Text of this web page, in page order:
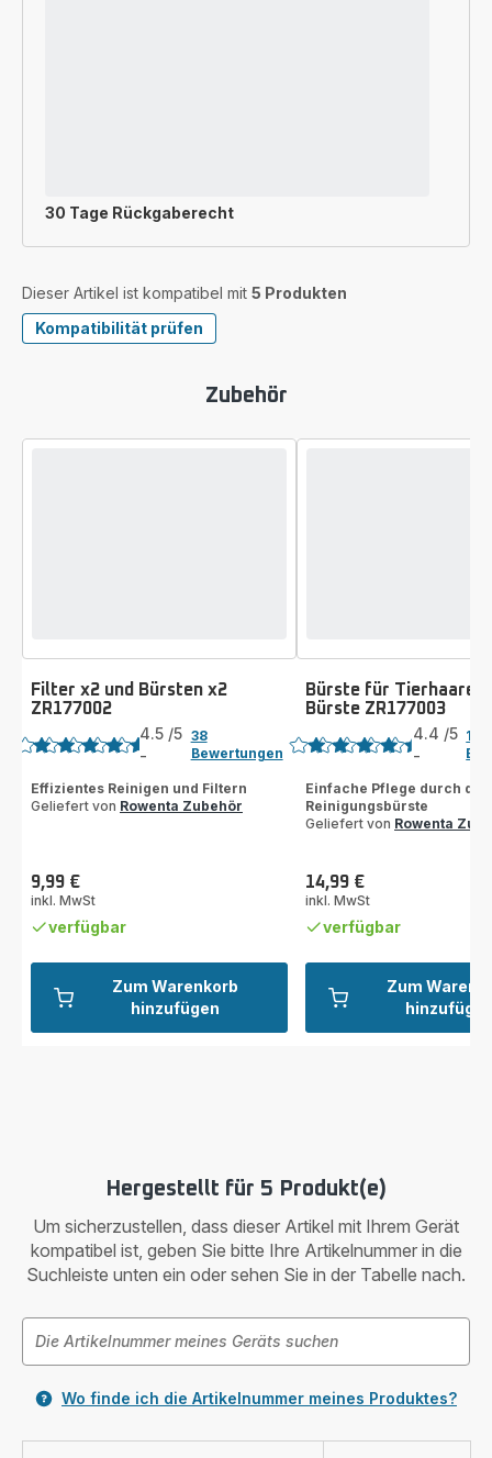
30 Tage Rückgaberecht
Dieser Artikel ist kompatibel mit 5 Produkten
Kompatibilität prüfen
Zubehör
Zum Warenkorb
hinzufügen
Filter x2 und Bürsten x2
ZR177002
Bewertung
4.5 /5
-
38
Bewertungen
Effizientes Reinigen und Filtern
Geliefert von Rowenta Zubehör
Preis
9,99 €
inkl. MwSt
verfügbar
Zum
Bürste für Tierhaare
Bürste ZR177003
Bewertung
4.4 /5
-
10
Einfache Pflege durch die
Reinigungsbürste
Geliefert von Rowenta
Preis
14,99 €
inkl. MwSt
verfügbar
Hergestellt für 5 Produkt(e)
Um sicherzustellen, dass dieser Artikel mit Ihrem Gerät
kompatibel ist, geben Sie bitte Ihre Artikelnummer in die
Suchleiste unten ein oder sehen Sie in der Tabelle nach.
Wo finde ich die Artikelnummer meines Produktes?